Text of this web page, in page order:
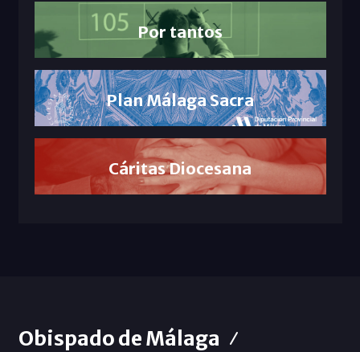
Por tantos
Plan Málaga Sacra
Cáritas Diocesana
Obispado de Málaga